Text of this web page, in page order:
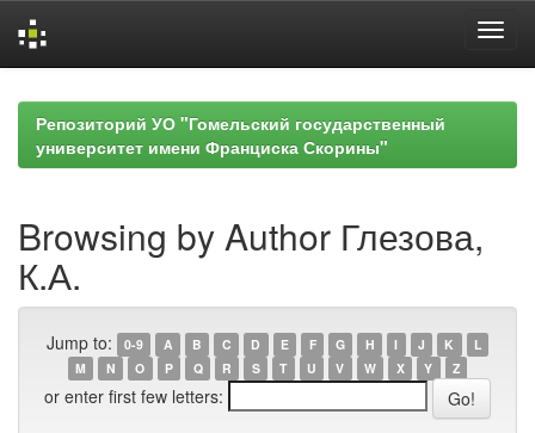
navigationРепозиторий УО "Гомельский государственный
университет имени Франциска Скорины"
Browsing by Author Глезова,
К.А.
Jump to: 0-9 A B C D E F G H I J K
L
M
N O P Q R S T U V W X Y Z
or enter first few letters: